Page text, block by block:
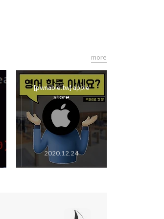
[pwnable.tw] apple
store
2020.12.24
more